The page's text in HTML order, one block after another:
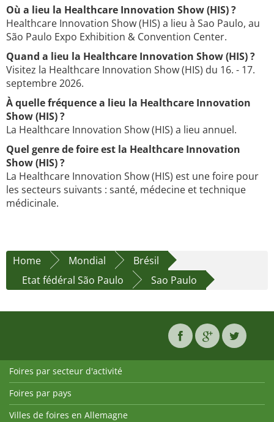
Où a lieu la Healthcare Innovation Show (HIS) ?
Healthcare Innovation Show (HIS) a lieu à Sao Paulo, au
São Paulo Expo Exhibition & Convention Center.
Quand a lieu la Healthcare Innovation Show (HIS) ?
Visitez la Healthcare Innovation Show (HIS) du 16. - 17.
septembre 2026.
À quelle fréquence a lieu la Healthcare Innovation
Show (HIS) ?
La Healthcare Innovation Show (HIS) a lieu annuel.
Quel genre de foire est la Healthcare Innovation
Show (HIS) ?
La Healthcare Innovation Show (HIS) est une foire pour
les secteurs suivants : santé, médecine et technique
médicinale.
Home Mondial
Brésil
Etat fédéral São Paulo
Sao Paulo
Foires par secteur d'activité
Foires par pays
Villes de foires en Allemagne